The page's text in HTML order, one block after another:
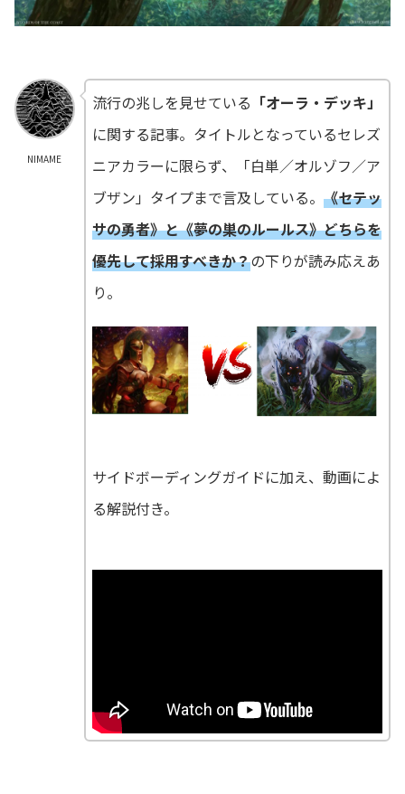
NIMAME
流行の兆しを見せている 「オーラ・デッキ」
に関する記事。タイトルとなっているセレズ
ニアカラーに限らず、「白単／オルゾフ／ア
ブザン」タイプまで言及している。 《セテッ
サの勇者》と《夢の巣のルールス》どちらを
優先して採用すべきか？の下りが読み応えあ
り。
サイドボーディングガイドに加え、動画によ
る解説付き。